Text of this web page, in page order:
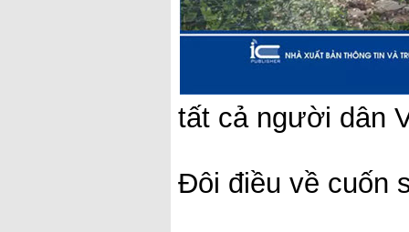
tất cả người dân
Đôi điều về cuốn